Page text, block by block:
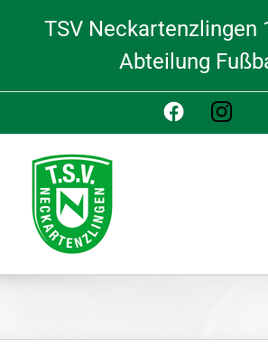
TSV Neckartenzlingen
Abteilung
Facebook